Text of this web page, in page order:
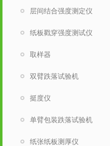
层间结合强度测定仪
纸板戳穿强度测试仪
取样器
双臂跌落试验机
挺度仪
单臂包装跌落试验机
纸张纸板测厚仪